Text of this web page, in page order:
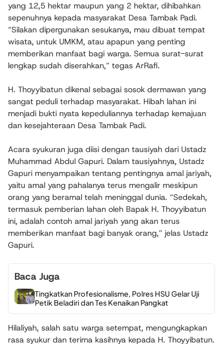
yang 12,5 hektar maupun yang 2 hektar, dihibahkan
sepenuhnya kepada masyarakat Desa Tambak Padi.
“Silakan dipergunakan sesukanya, mau dibuat tempat
wisata, untuk UMKM, atau apapun yang penting
memberikan manfaat bagi warga. Semua surat-surat
lengkap sudah diserahkan,” tegas ArRafi.
H. Thoyyibatun dikenal sebagai sosok dermawan yang
sangat peduli terhadap masyarakat. Hibah lahan ini
menjadi bukti nyata kepeduliannya terhadap kemajuan
dan kesejahteraan Desa Tambak Padi.
Acara syukuran juga diisi dengan tausiyah dari Ustadz
Muhammad Abdul Gapuri. Dalam tausiyahnya, Ustadz
Gapuri menyampaikan tentang pentingnya amal jariyah,
yaitu amal yang pahalanya terus mengalir meskipun
orang yang beramal telah meninggal dunia. “Sedekah,
termasuk pemberian lahan oleh Bapak H. Thoyyibatun
ini, adalah contoh amal jariyah yang akan terus
memberikan manfaat bagi banyak orang,” jelas Ustadz
Gapuri.
Baca Juga
Tingkatkan Profesionalisme, Polres HSU Gelar Uji
Petik Beladiri dan Tes Kenaikan Pangkat
Hilaliyah, salah satu warga setempat, mengungkapkan
rasa syukur dan terima kasihnya kepada H. Thoyyibatun.